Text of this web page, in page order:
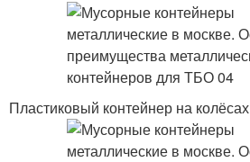
Пластиковый контейнер на колёсах